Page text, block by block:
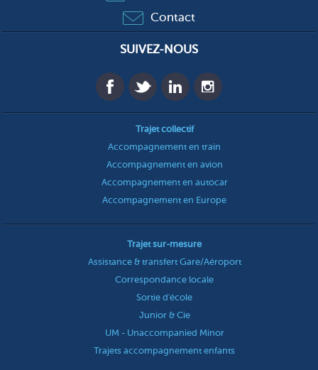
Contact
SUIVEZ-NOUS
Trajet collectif
Accompagnement en train
Accompagnement en avion
Accompagnement en autocar
Accompagnement en Europe
Trajet sur-mesure
Assistance & transfert Gare/Aéroport
Correspondance locale
Sortie d'école
Junior & Cie
UM - Unaccompanied Minor
Trajets accompagnement enfants